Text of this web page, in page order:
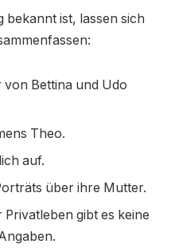
ist, lassen sich
von Bettina und Udo
Theo.
auf.
über ihre Mutter.
gibt es keine